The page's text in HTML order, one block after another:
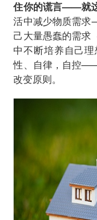
住你的谎言——就
活中减少物质需
己大量愚蠢的需求
中不断培养自己
性、自律，自控
改变原则。